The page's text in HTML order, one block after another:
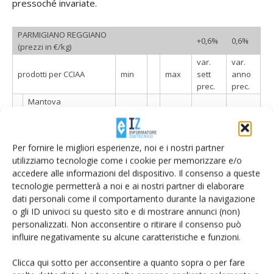
Per fornire le migliori esperienze, noi e i nostri partner
utilizziamo tecnologie come i cookie per memorizzare e/o
accedere alle informazioni del dispositivo. Il consenso a queste
tecnologie permetterà a noi e ai nostri partner di elaborare
dati personali come il comportamento durante la navigazione
o gli ID univoci su questo sito e di mostrare annunci (non)
personalizzati. Non acconsentire o ritirare il consenso può
influire negativamente su alcune caratteristiche e funzioni.
Clicca qui sotto per acconsentire a quanto sopra o per fare
pressoché invariate.
PARMIGIANO REGGIANO
(prezzi in €/kg)
+0,6% 0,6%
prodotti per CCIAA min max
var.
sett
prec.
var.
anno
prec.
Mantova
14,10
14,5%
Stagionatura fino 18
mesi e oltre
15,30 - 15,70 0,6%
Stagionatura fino a 24
mesi e oltre
16,85 - 17,15 0,6%
19,3%
Stagionatura fino a 30
mesi e oltre
17,45 - 17,90 0,6%
19,6%
Milano-Monza-
Brianza-Lodi (FA)
mesi e oltre
13,95 - 14,10 0,0% 13,6%